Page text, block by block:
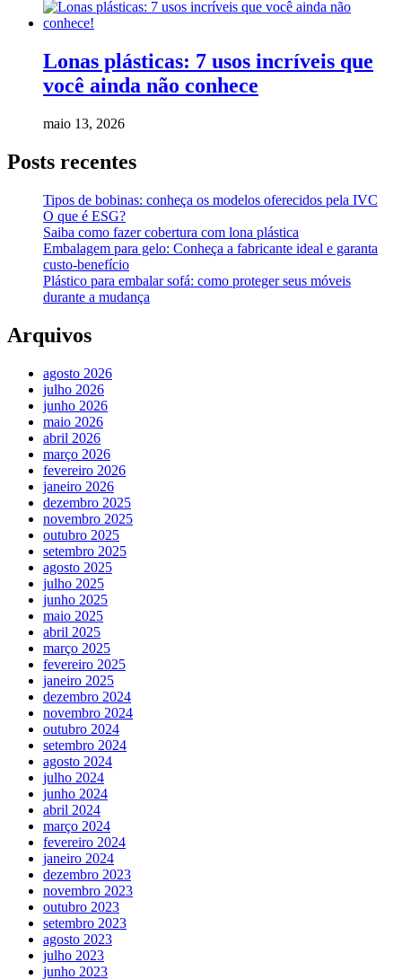
Lonas plásticas: 7 usos incríveis que
você ainda não conhece
maio 13, 2026
Posts recentes
Tipos de bobinas: conheça os modelos oferecidos pela IVC
O que é ESG?
Saiba como fazer cobertura com lona plástica
Embalagem para gelo: Conheça a fabricante ideal e garanta
custo-benefício
Plástico para embalar sofá: como proteger seus móveis
durante a mudança
Arquivos
agosto 2026
julho 2026
junho 2026
maio 2026
abril 2026
março 2026
fevereiro 2026
janeiro 2026
dezembro 2025
novembro 2025
outubro 2025
setembro 2025
agosto 2025
julho 2025
junho 2025
maio 2025
abril 2025
março 2025
fevereiro 2025
janeiro 2025
dezembro 2024
novembro 2024
outubro 2024
setembro 2024
agosto 2024
julho 2024
junho 2024
abril 2024
março 2024
fevereiro 2024
janeiro 2024
dezembro 2023
novembro 2023
outubro 2023
setembro 2023
agosto 2023
julho 2023
junho 2023